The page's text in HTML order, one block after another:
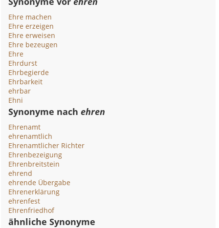
Ehre machen
Ehre erzeigen
Ehre erweisen
Ehre bezeugen
Ehre
Ehrdurst
Ehrbegierde
Ehrbarkeit
ehrbar
Ehni
Synonyme nachehren
Ehrenamt
ehrenamtlich
Ehrenamtlicher Richter
Ehrenbezeigung
Ehrenbreitstein
ehrend
ehrende Übergabe
Ehrenerklärung
ehrenfest
Ehrenfriedhof
ähnliche Synonyme